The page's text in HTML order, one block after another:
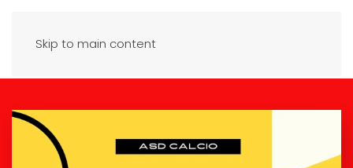
Skip to main content